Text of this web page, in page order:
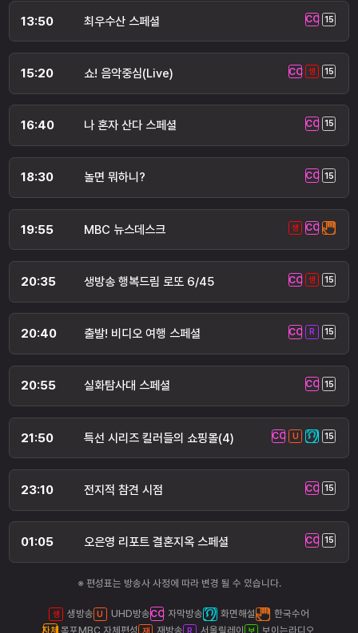
13:50 최우수산 스페셜
15:20 쇼! 음악중심(Live)
16:40 나 혼자 산다 스페셜
18:30 놀면 뭐하니?
19:55 MBC 뉴스데스크
20:35 생방송 행복드림 로또 6/45
20:40 출발! 비디오 여행 스페셜
20:55 실화탐사대 스페셜
21:50 특선 시리즈 킬러들의 쇼핑몰(4)
23:10 전지적 참견 시점
01:05 오은영 리포트 결혼지옥 스페셜
※ 편성표는 방송사 사정에 따라 변경 될 수 있습니다.
생방송 UHD방송 자막방송 화면해설
한국수어
목포MBC 자체편성
재방송 서울릴레이 보이는라디오